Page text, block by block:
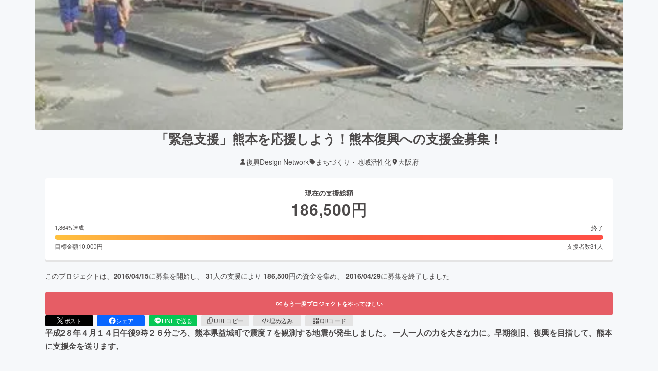
「緊急支援」熊本を応援しよう！熊本復興への支援金募集！
復興Design Network まちづくり・地域活性化 大阪府
現在の支援総額
186,500円
1,864%達成 終了
目標金額10,000円 支援者数31 人
このプロジェクトは、 2016/04/15に募集を開始し、 31 人の支援により 186,500円の資金を集め、 2016/04/29に募集を終了しました
もう一度プロジェクトをやってほしい
ポスト シェア LINEで送る URLコピー 埋め込み QRコード
平成2８年４月１４日午後9時２６分ごろ、熊本県益城町で震度７を観測する地震が発生しました。 一人一人の力を大きな力に。早期復旧、復興を目指して、熊本
に支援金を送ります。